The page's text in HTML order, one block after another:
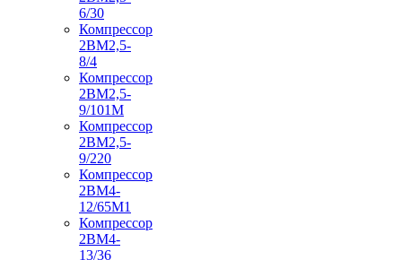
6/30
Компрессор
2ВМ2,5-
8/4
Компрессор
2ВМ2,5-
9/101М
Компрессор
2ВМ2,5-
9/220
Компрессор
2ВМ4-
12/65М1
Компрессор
2ВМ4-
13/36